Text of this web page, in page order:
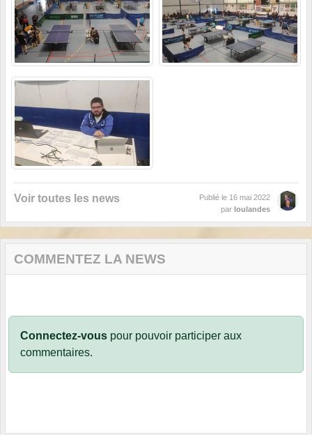
Voir toutes les news Publié le 16 mai 2022
par loulandes
COMMENTEZ LA NEWS
Connectez-vous pour pouvoir participer aux
commentaires.